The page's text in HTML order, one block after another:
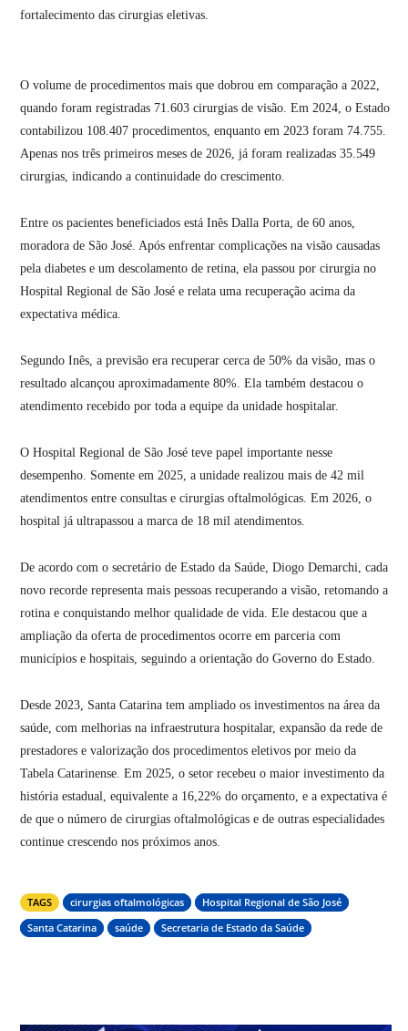
fortalecimento das cirurgias eletivas.
O volume de procedimentos mais que dobrou em comparação a 2022,
quando foram registradas 71.603 cirurgias de visão. Em 2024, o Estado
contabilizou 108.407 procedimentos, enquanto em 2023 foram 74.755.
Apenas nos três primeiros meses de 2026, já foram realizadas 35.549
cirurgias, indicando a continuidade do crescimento.
Entre os pacientes beneficiados está Inês Dalla Porta, de 60 anos,
moradora de São José. Após enfrentar complicações na visão causadas
pela diabetes e um descolamento de retina, ela passou por cirurgia no
Hospital Regional de São José e relata uma recuperação acima da
expectativa médica.
Segundo Inês, a previsão era recuperar cerca de 50% da visão, mas o
resultado alcançou aproximadamente 80%. Ela também destacou o
atendimento recebido por toda a equipe da unidade hospitalar.
O Hospital Regional de São José teve papel importante nesse
desempenho. Somente em 2025, a unidade realizou mais de 42 mil
atendimentos entre consultas e cirurgias oftalmológicas. Em 2026, o
hospital já ultrapassou a marca de 18 mil atendimentos.
De acordo com o secretário de Estado da Saúde, Diogo Demarchi, cada
novo recorde representa mais pessoas recuperando a visão, retomando a
rotina e conquistando melhor qualidade de vida. Ele destacou que a
ampliação da oferta de procedimentos ocorre em parceria com
municípios e hospitais, seguindo a orientação do Governo do Estado.
Desde 2023, Santa Catarina tem ampliado os investimentos na área da
saúde, com melhorias na infraestrutura hospitalar, expansão da rede de
prestadores e valorização dos procedimentos eletivos por meio da
Tabela Catarinense. Em 2025, o setor recebeu o maior investimento da
história estadual, equivalente a 16,22% do orçamento, e a expectativa é
de que o número de cirurgias oftalmológicas e de outras especialidades
continue crescendo nos próximos anos.
TAGS cirurgias oftalmológicas
Hospital Regional de São José
Santa Catarina
saúde Secretaria de Estado da Saúde